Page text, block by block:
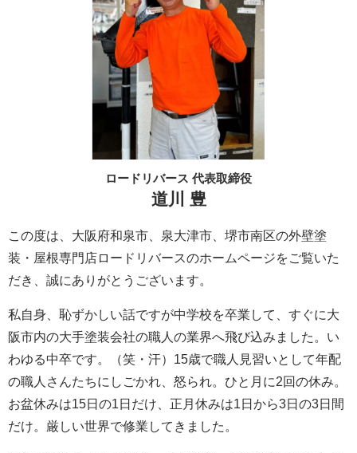
ロードリバース 代表取締役
道川 豊
この度は、大阪府和泉市、泉大津市、堺市南区の外壁塗
装・屋根専門店ロードリバースのホームページをご覧いた
だき、誠にありがとうございます。
私自身、恥ずかしい話ですが中学校を卒業して、すぐに大
阪市内の大手塗装会社の職人の業界へ飛び込みました。い
わゆる中卒です。（笑・汗）15歳で職人見習いとして年配
の職人さんたちにしごかれ、怒られ。ひと月に2回の休み。
お盆休みは15日の1日だけ、正月休みは1日から3日の3日間
だけ。厳しい世界で修業してきました。